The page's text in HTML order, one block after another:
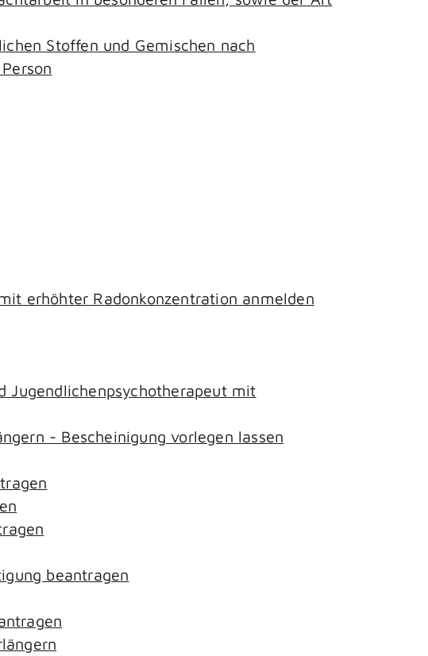
Stoffen und Gemischen nach
erhöhter Radonkonzentration anmelden
Jugendlichenpsychotherapeut mit
- Bescheinigung vorlegen lassen
beantragen